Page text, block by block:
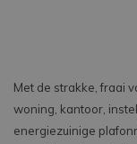
Met de strakke, fraai
woning, kantoor,
energiezuinige